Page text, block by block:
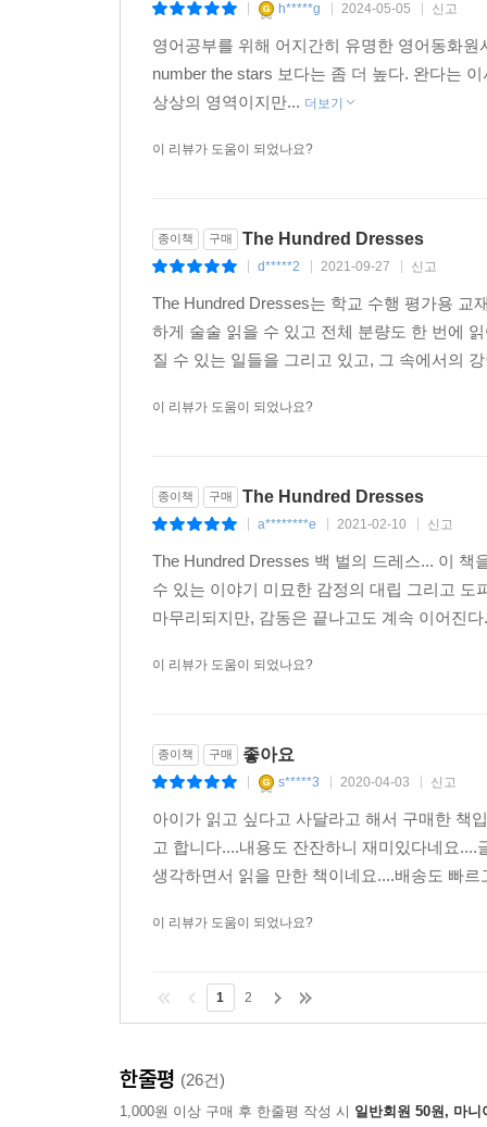
h*****g 2024-05-05 신고
영어공부를 위해 어지간히 유명한 영어동화
number the stars 보다는 좀 더 높다. 완다는
상상의 영역이지만... 더보기
이 리뷰가 도움이 되었나요?
종이책 구매 The Hundred Dresses
d*****2 2021-09-27 신고
The Hundred Dresses는 학교 수행 평가용 교
하게 술술 읽을 수 있고 전체 분량도 한 번에
질 수 있는 일들을 그리고 있고, 그 속에서의
이 리뷰가 도움이 되었나요?
종이책 구매 The Hundred Dresses
a********e 2021-02-10 신고
The Hundred Dresses 백 벌의 드레스... 이 책
수 있는 이야기 미묘한 감정의 대립 그리고
마무리되지만, 감동은 끝나고도 계속 이어진
이 리뷰가 도움이 되었나요?
종이책 구매 좋아요
s*****3 2020-04-03 신고
아이가 읽고 싶다고 사달라고 해서 구매한 책
고 합니다....내용도 잔잔하니 재미있다네요
생각하면서 읽을 만한 책이네요....배송도 빠
이 리뷰가 도움이 되었나요?
1 2
한줄평 (26건)
1,000원 이상 구매 후 한줄평 작성 시 일반회원 50원, 마니